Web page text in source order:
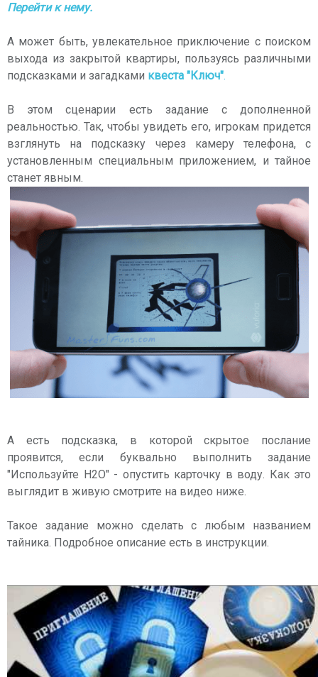
Перейти к нему.
А может быть, увлекательное приключение с поиском
выхода из закрытой квартиры, пользуясь различными
подсказками и загадками квеста "Ключ".
В этом сценарии есть задание с дополненной
реальностью. Так, чтобы увидеть его, игрокам придется
взглянуть на подсказку через камеру телефона, с
установленным специальным приложением, и тайное
станет явным.
А есть подсказка, в которой скрытое послание
проявится, если буквально выполнить задание
"Используйте H2O" - опустить карточку в воду. Как это
выглядит в живую смотрите на видео ниже.
Такое задание можно сделать с любым названием
тайника. Подробное описание есть в инструкции.